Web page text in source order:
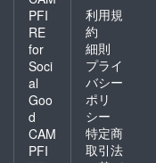
所)」･
「氏
名」の
記載を
お願い
しま
す。
へのお
願い】
謎解き
宝探し
イベン
ト参加
のご案
内を急
ぎお伝
えした
いの
宝探し
イベン
トへの
参加が
できま
す。1回
のご支
援につ
き1組分
のイベ
ント参
だき、
従って
いただ
けない
場合は
参加を
お断り
しま
す。マ
スクは
ご自身
PFI
RE
for
Soci
al
Goo
d
CAM
PFI
利用規
約
細則
プライ
バシー
ポリ
シー
特定商
取引法